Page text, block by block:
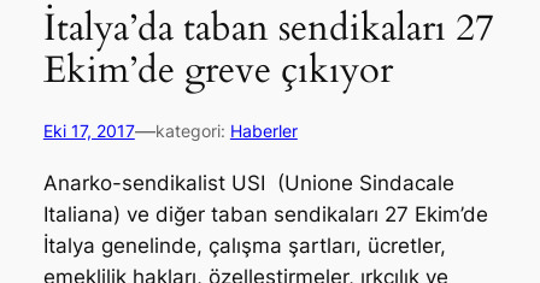
İtalya’da taban sendikaları 27
Ekim’de greve çıkıyor
Eki 17, 2017—kategori: Haberler
Anarko-sendikalist USI (Unione Sindacale
Italiana) ve diğer taban sendikaları 27 Ekim’de
İtalya genelinde, çalışma şartları, ücretler,
emeklilik hakları, özelleştirmeler, ırkçılık ve